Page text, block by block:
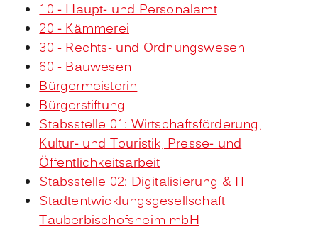
10 - Haupt- und Personalamt
20 - Kämmerei
30 - Rechts- und Ordnungswesen
60 - Bauwesen
Bürgermeisterin
Bürgerstiftung
Stabsstelle 01: Wirtschaftsförderung,
Kultur- und Touristik, Presse- und
Öffentlichkeitsarbeit
Stabsstelle 02: Digitalisierung & IT
Stadtentwicklungsgesellschaft
Tauberbischofsheim mbH